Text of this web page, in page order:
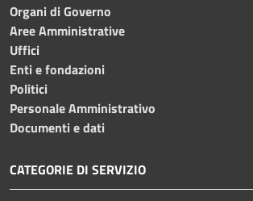
Organi di Governo
Aree Amministrative
Uffici
Enti e fondazioni
Politici
Personale Amministrativo
Documenti e dati
CATEGORIE DI SERVIZIO